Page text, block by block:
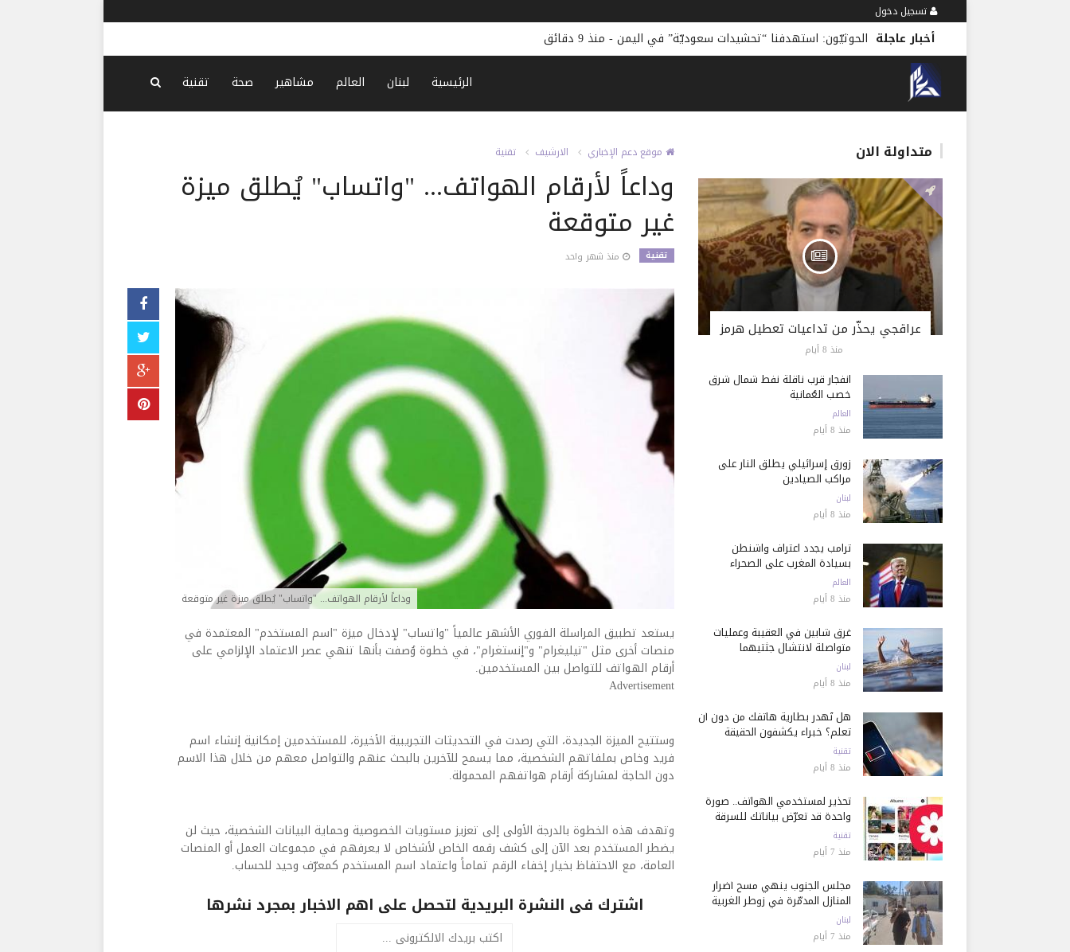
تسجيل دخول
أخبار عاجلة الحوثيّون: استهدفنا “تحشيدات سعوديّة” في اليمن- منذ 9 دقائق
الرئيسية لبنان العالم مشاهير صحة تقنية
موقع دعم الإخباري الارشيف تقنية
وداعاً لأرقام الهواتف... "واتساب" يُطلق ميزة
غير متوقعة
تقنية منذ شهر واحد
وداعاً لأرقام الهواتف... "واتساب" يُطلق ميزة غير متوقعة
يستعد تطبيق المراسلة الفوري الأشهر عالمياً "واتساب" لإدخال ميزة "اسم المستخدم" المعتمدة في
منصات أخرى مثل "تيليغرام" و"إنستغرام"، في خطوة وُصفت بأنها تنهي عصر الاعتماد الإلزامي على
أرقام الهواتف للتواصل بين المستخدمين.
Advertisement
وستتيح الميزة الجديدة، التي رصدت في التحديثات التجريبية الأخيرة، للمستخدمين إمكانية إنشاء اسم
فريد وخاص بملفاتهم الشخصية، مما يسمح للآخرين بالبحث عنهم والتواصل معهم من خلال هذا الاسم
دون الحاجة لمشاركة أرقام هواتفهم المحمولة.
وتهدف هذه الخطوة بالدرجة الأولى إلى تعزيز مستويات الخصوصية وحماية البيانات الشخصية، حيث لن
يضطر المستخدم بعد الآن إلى كشف رقمه الخاص لأشخاص لا يعرفهم في مجموعات العمل أو المنصات
العامة، مع الاحتفاظ بخيار إخفاء الرقم تماماً واعتماد اسم المستخدم كمعرّف وحيد للحساب.
اشترك فى النشرة البريدية لتحصل على اهم الاخبار بمجرد نشرها
متداولة الان
عراقجي يحذّر من تداعيات تعطيل هرمز
منذ 8 أيام
انفجار قرب ناقلة نفط شمال شرق
خصب العُمانية
العالم
منذ 8 أيام
زورق إسرائيلي يطلق النار على
مراكب الصيادين
لبنان
منذ 8 أيام
ترامب يجدد اعتراف واشنطن
بسيادة المغرب على الصحراء
العالم
منذ 8 أيام
غرق شابين في العقيبة وعمليات
متواصلة لانتشال جثتيهما
لبنان
منذ 8 أيام
هل تُهدر بطارية هاتفك من دون أن
تعلم؟ خبراء يكشفون الحقيقة
تقنية
منذ 8 أيام
تحذير لمستخدمي الهواتف.. صورة
واحدة قد تعرّض بياناتك للسرقة
تقنية
منذ 7 أيام
مجلس الجنوب ينهي مسح أضرار
المنازل المدمّرة في زوطر الغربية
لبنان
منذ 7 أيام